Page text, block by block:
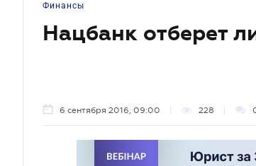
Финансы
Нацбанк отберет
6 сентября 2016, 09:00 228